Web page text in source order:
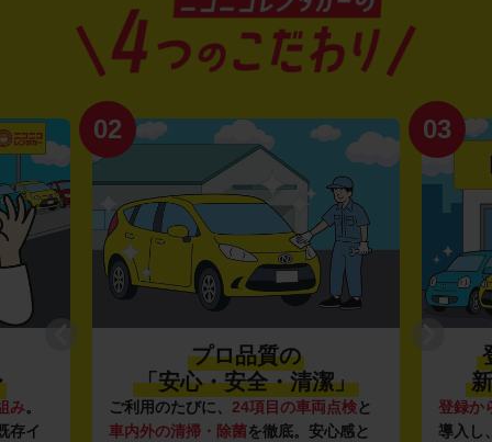
み。
存イ
02
プロ品質の
「安心・安全・清潔」
ご利用のたびに、 24項目の車両点検と
車内外の清掃・除菌を徹底。安心感と
03
登録か
導入し